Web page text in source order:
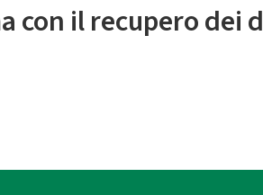
con il recupero dei